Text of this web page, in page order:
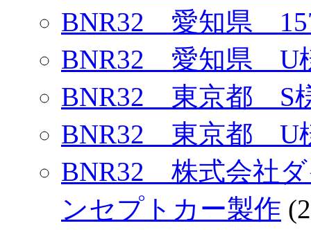
BNR32 愛知県
BNR32 愛知県 U
BNR32 東京都 S
BNR32 東京都 U
BNR32 株式会社
ンセプトカー製作